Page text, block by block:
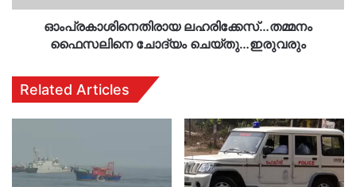
ഓംപ്രകാശിനെതിരായ ലഹരിക്കേസ്…തമ്മനം
ഫൈസലിനെ ചോദ്യം ചെയ്തു…ഇരുവരും
Related Articles